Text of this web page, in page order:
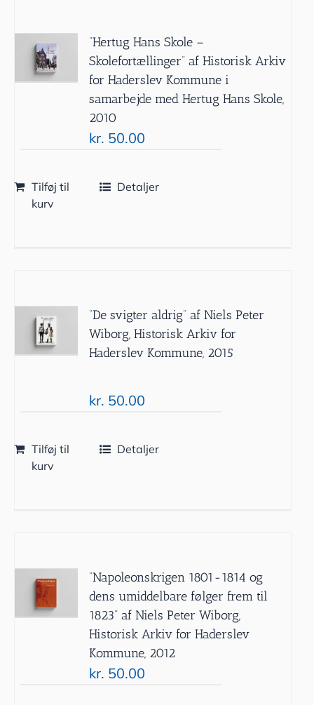
”Hertug Hans Skole –
Skolefortællinger” af Historisk Arkiv
for Haderslev Kommune i
samarbejde med Hertug Hans Skole,
2010
kr. 50.00
Tilføj til
kurv
Detaljer
”De svigter aldrig” af Niels Peter
Wiborg, Historisk Arkiv for
Haderslev Kommune, 2015
kr. 50.00
Tilføj til
kurv
Detaljer
”Napoleonskrigen 1801-1814 og
dens umiddelbare følger frem til
1823” af Niels Peter Wiborg,
Historisk Arkiv for Haderslev
Kommune, 2012
kr. 50.00